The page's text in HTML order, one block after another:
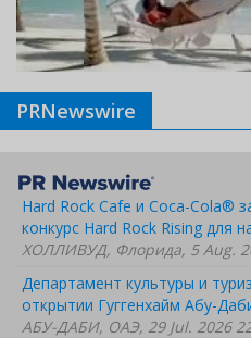
PRNewswire
Hard Rock Cafe и Coca-Cola®
конкурс Hard Rock Rising для
ХОЛЛИВУД, Флорида, 5 Aug.
Департамент культуры и
открытии Гуггенхайм Абу-
АБУ-ДАБИ, ОАЭ, 29 Jul. 2026